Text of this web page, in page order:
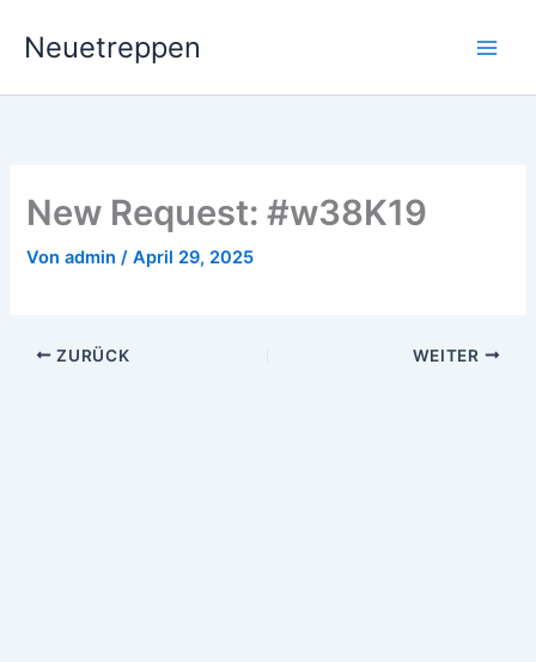
InhaltNeuetreppen
New Request: #w38K19
Vonadmin/April 29, 2025
ZURÜCK WEITER